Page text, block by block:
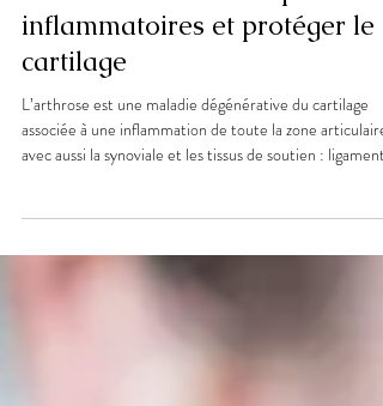
Arthrose : calmer les poussées
inflammatoires et protéger le
cartilage
L’arthrose est une maladie dégénérative du cartilage
avec aussi la synoviale et les tissus de soutien : ligaments,
inflammatoire à bas bruit entrecoupé de périodes de
poussées. Elle se traduit par des douleurs, une raideur et
surpoids, syndrome métabolique, inactivité physique,